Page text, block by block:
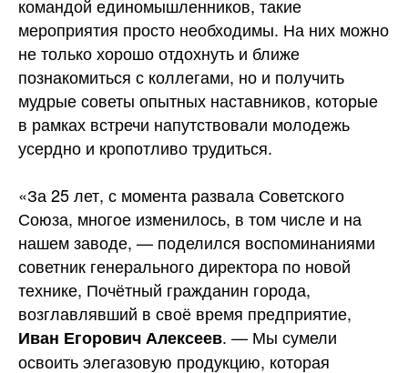
командой единомышленников, такие
мероприятия просто необходимы. На них можно
не только хорошо отдохнуть и ближе
познакомиться с коллегами, но и получить
мудрые советы опытных наставников, которые
в рамках встречи напутствовали молодежь
усердно и кропотливо трудиться.
«За 25 лет, с момента развала Советского
Союза, многое изменилось, в том числе и на
нашем заводе, — поделился воспоминаниями
советник генерального директора по новой
технике, Почётный гражданин города,
возглавлявший в своё время предприятие,
Иван Егорович Алексеев. — Мы сумели
освоить элегазовую продукцию, которая